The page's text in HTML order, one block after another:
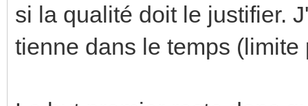
si la qualité doit le justifier.
tienne dans le temps (limite